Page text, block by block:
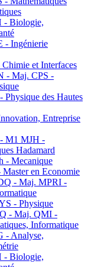
Biologie,
- Ingénierie
et Interfaces
- Maj. CPS -
des Hautes
Entreprise
M1 MJH -
Hadamard
- Mecanique
en Economie
- Maj. MPRI -
- Physique
- Maj. QMI -
Informatique
- Analyse,
Biologie,